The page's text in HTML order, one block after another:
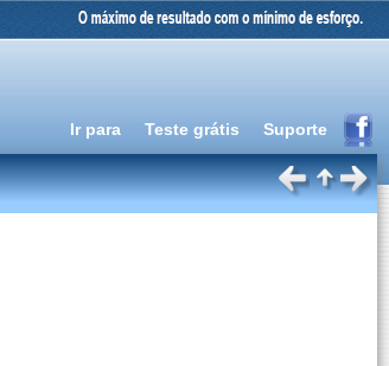
Ir para Teste grátis Suporte